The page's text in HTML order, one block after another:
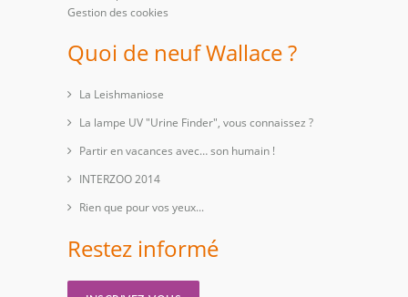
Gestion des cookies
Quoi de neuf Wallace ?
La Leishmaniose
La lampe UV "Urine Finder", vous connaissez ?
Partir en vacances avec… son humain !
INTERZOO 2014
Rien que pour vos yeux...
Restez informé